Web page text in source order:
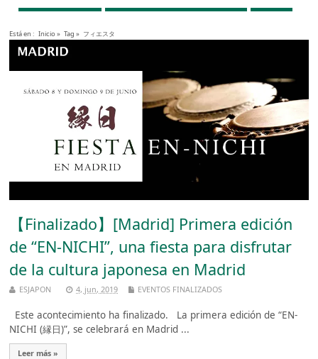
Está en : Inicio» Tag » フィエスタ
【Finalizado】[Madrid] Primera edición
de “EN-NICHI”, una fiesta para disfrutar
de la cultura japonesa en Madrid
ESJAPON 4, jun, 2019 EVENTOS FINALIZADOS
Este acontecimiento ha finalizado. La primera edición de “EN-
NICHI (縁日)”, se celebrará en Madrid ...
Leer más »